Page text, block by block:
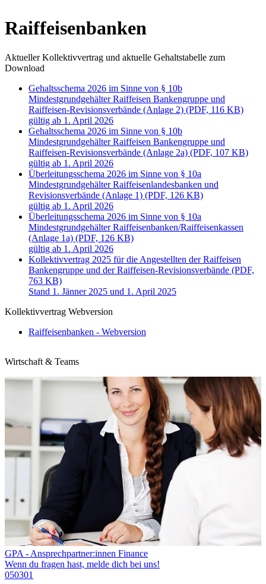
Raiffeisenbanken
Aktueller Kollektivvertrag und aktuelle Gehaltstabelle zum
Download
Gehaltsschema 2026 im Sinne von § 10b
Mindestgrundgehälter Raiffeisen Bankengruppe und
Raiffeisen-Revisionsverbände (Anlage 2) (PDF, 116 KB)
gültig ab 1. April 2026
Gehaltsschema 2026 im Sinne von § 10b
Mindestgrundgehälter Raiffeisen Bankengruppe und
Raiffeisen-Revisionsverbände (Anlage 2a) (PDF, 107 KB)
gültig ab 1. April 2026
Überleitungsschema 2026 im Sinne von § 10a
Mindestgrundgehälter Raiffeisenlandesbanken und
Revisionsverbände (Anlage 1) (PDF, 126 KB)
gültig ab 1. April 2026
Überleitungsschema 2026 im Sinne von § 10a
Mindestgrundgehälter Raiffeisenbanken/Raiffeisenkassen
(Anlage 1a) (PDF, 126 KB)
gültig ab 1. April 2026
Kollektivvertrag 2025 für die Angestellten der Raiffeisen
Bankengruppe und der Raiffeisen-Revisionsverbände (PDF,
763 KB)
Stand 1. Jänner 2025 und 1. April 2025
Kollektivvertrag Webversion
Raiffeisenbanken - Webversion
Wirtschaft & Teams
GPA - Ansprechpartner:innen Finance
Wenn du fragen hast, melde dich bei uns!
050301